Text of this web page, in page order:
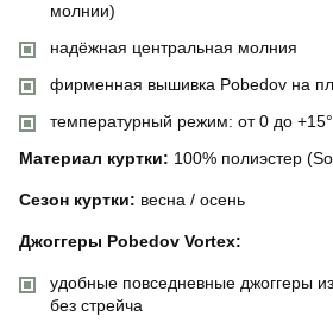
молнии)
надёжная центральная молния
фирменная вышивка Pobedov на
температурный режим: от 0 до
Материал куртки: 100% полиэстер
Сезон куртки: весна / осень
Джоггеры Pobedov Vortex:
удобные повседневные джоггеры
без стрейча